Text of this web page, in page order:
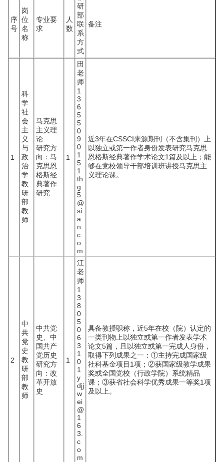
序
号
岗
位
名
称
专业要
求
人
数
研
部
联
系
方
式
备注
1
科
学
社
会
主
义
与
政
治
学
教
研
部
教
师
马克思
主义理
论
研究方
向：马
克思恩
格斯经
典著作
研究
1
田
老
师
1
3
6
5
5
0
9
0
1
5
1
th
g
5
@
si
a
n.
c
o
m
近3年在CSSCI来源期刊（不含集刊）上
以独立或第一作者身份发表研究马克思
恩格斯经典著作学术论文1篇及以上；能
够在党校领导干部培训班讲授马克思主
义理论课。
2
中
共
党
史
教
研
部
教
师
中共党
史、中
国共产
党历史
研究方
向：改
革开放
史
1
江
老
师
1
3
8
0
5
0
6
3
1
0
1
y
djj
w
ei
@
1
6
3.
c
o
m
具备教授职称，近5年在校（院）认定的
一类刊物上以独立或第一作者发表学术
论文5篇，且以独立或第一完成人身份，
取得下列成果之一：①主持完成国家级
社科基金项目1项；②获国家级教学成果
奖或全国党校（行政学院）系统精品
课；③获省社会科学优秀成果一等奖1项
及以上。